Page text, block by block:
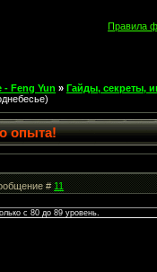
Правила
- Feng Yun » Гайды, секреты,
опыта!
#11
с 80 до 89 уровень.